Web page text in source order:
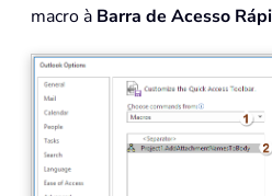
macro à Barra de Acesso